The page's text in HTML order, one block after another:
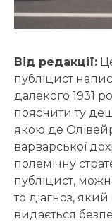
Від редакції:
публіцист
далекого 1931
пояснити ту
якою де
варварської
полемічну
публіцист,
то діагноз,
видається